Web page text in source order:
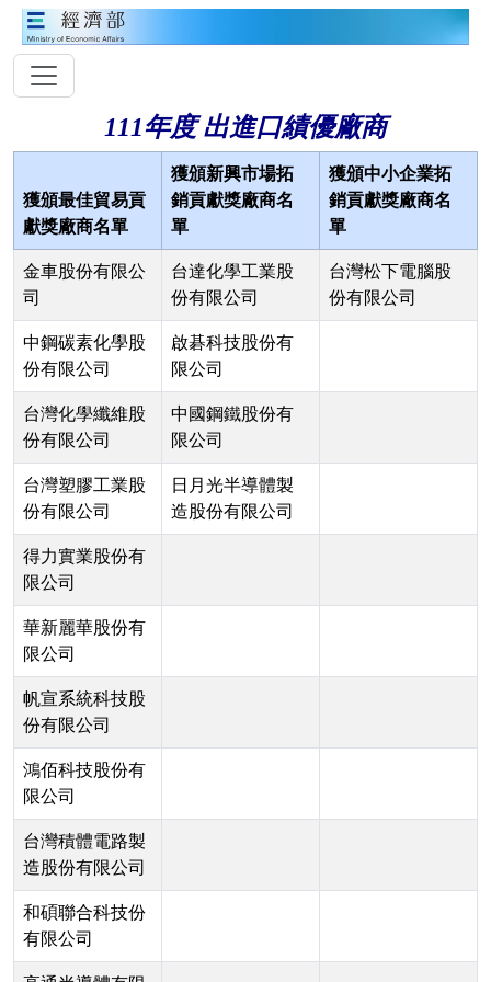
111年度 出進口績優廠商
獲頒最佳貿易貢
獻獎廠商名單
獲頒新興市場拓
銷貢獻獎廠商名
單
獲頒中小企業拓
銷貢獻獎廠商名
單
金車股份有限公
司
台達化學工業股
份有限公司
台灣松下電腦股
份有限公司
中鋼碳素化學股
份有限公司
啟碁科技股份有
限公司
台灣化學纖維股
份有限公司
中國鋼鐵股份有
限公司
台灣塑膠工業股
份有限公司
日月光半導體製
造股份有限公司
得力實業股份有
限公司
華新麗華股份有
限公司
帆宣系統科技股
份有限公司
鴻佰科技股份有
限公司
台灣積體電路製
造股份有限公司
和碩聯合科技份
有限公司